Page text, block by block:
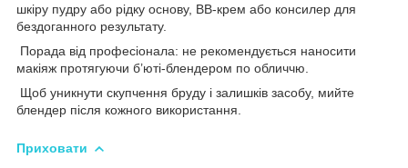
шкіру пудру або рідку основу, BB-крем або консилер для
бездоганного результату.
Порада від професіонала: не рекомендується наносити
макіяж протягуючи б’юті-блендером по обличчю.
Щоб уникнути скупчення бруду і залишків засобу, мийте
блендер після кожного використання.
Приховати